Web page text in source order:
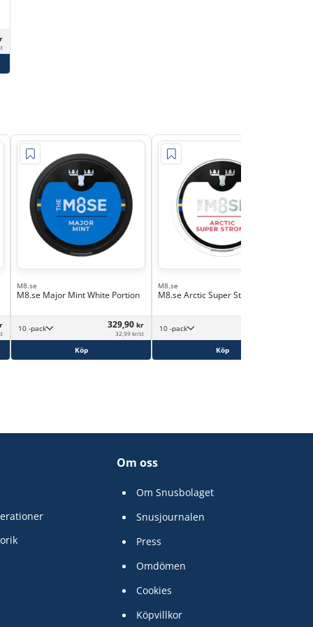
M8.se
M8.se Major Mint White Portion
10 -pack 329,90 kr
32,99 kr/st
Köp
M8.se
M8.se Arctic Super Strong
10 -pack
Köp
Om oss
Om Snusbolaget
Snusjournalen
Press
Omdömen
Cookies
Köpvillkor